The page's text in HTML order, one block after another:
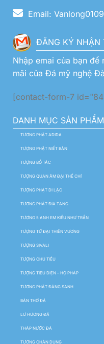
Email:
ĐĂNG KÝ NHẬN
Nhập emai của bạn để
mãi của Đá mỹ nghệ
[contact-form-7
DANH MỤC SẢN PHẨM
TƯỢNG PHẬT ADIDA
TƯỢNG PHẬT NIẾT BÀN
TƯỢNG BỒ TÁC
TƯỢNG QUAN ÂM ĐẠI THẾ CHÍ
TƯỢNG PHẬT DI LẶC
TƯỢNG PHẬT ĐỊA TẠNG
TƯỢNG 5 ANH EM KIỀU NHƯ TRẦN
TƯỢNG TỨ ĐẠI THIÊN VƯƠNG
TƯỢNG SIVALI
TƯỢNG CHÚ TIỂU
TƯỢNG TIÊU DIỆN – HỘ PHÁP
TƯỢNG PHẬT ĐẢNG SANH
BÀN THỜ ĐÁ
LƯ HƯƠNG ĐÁ
THÁP NƯỚC ĐÁ
TƯỢNG CHÂN DUNG